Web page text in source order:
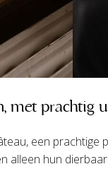
met prachtig
een
alleen hun